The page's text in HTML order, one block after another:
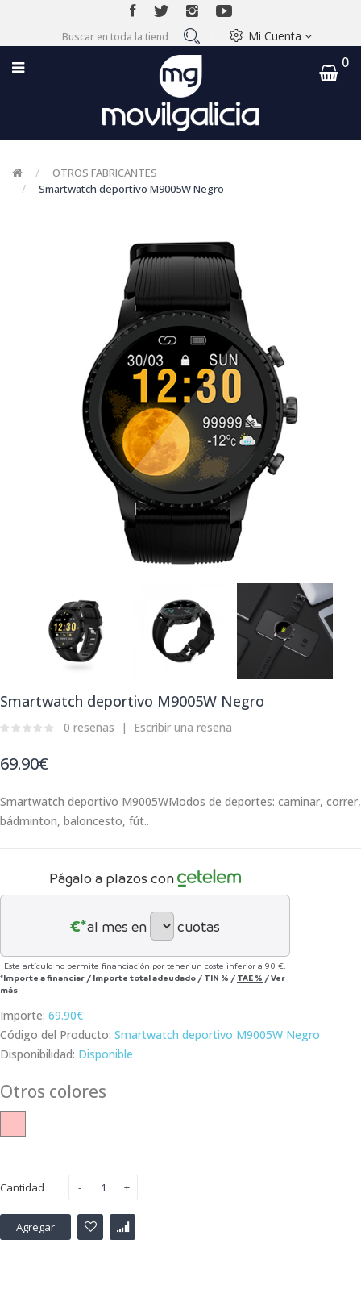
Mi Cuenta
0
OTROS FABRICANTES
Smartwatch deportivo M9005W Negro
Smartwatch deportivo M9005W Negro
0 reseñas Escribir una reseña
69.90€
Smartwatch deportivo M9005WModos de deportes: caminar, correr,
bádminton, baloncesto, fút..
Págalo a plazos con
€*al mes en cuotas
Este artículo no permite financiación por tener un coste inferior a 90 €.
*Importe a financiar / Importe total adeudado / TIN % / TAE % /Ver
más
Importe: 69.90€
Código del Producto: Smartwatch deportivo M9005W Negro
Disponibilidad: Disponible
Otros colores
Cantidad
Agregar